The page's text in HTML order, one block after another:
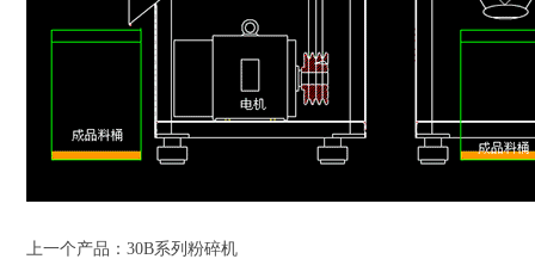
上一个产品：30B系列粉碎机